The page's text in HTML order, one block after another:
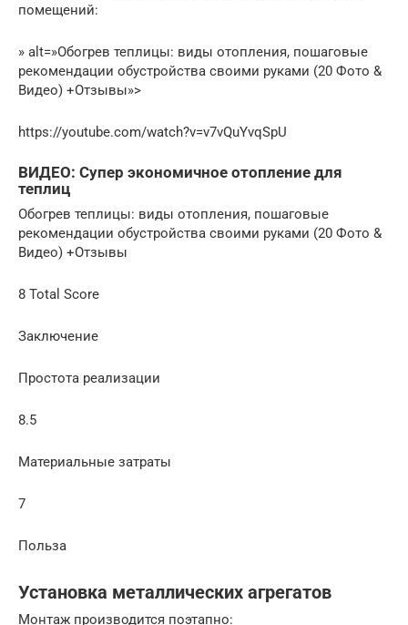
помещений:
» alt=»Обогрев теплицы: виды отопления, пошаговые
рекомендации обустройства своими руками (20 Фото &
Видео) +Отзывы»>
https://youtube.com/watch?v=v7vQuYvqSpU
ВИДЕО: Супер экономичное отопление для
теплиц
Обогрев теплицы: виды отопления, пошаговые
рекомендации обустройства своими руками (20 Фото &
Видео) +Отзывы
8 Total Score
Заключение
Простота реализации
8.5
Материальные затраты
7
Польза
Установка металлических агрегатов
Монтаж производится поэтапно: